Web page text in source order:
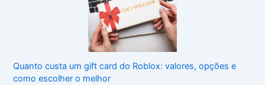
Quanto custa um gift card do Roblox: valores, opções e
como escolher o melhor